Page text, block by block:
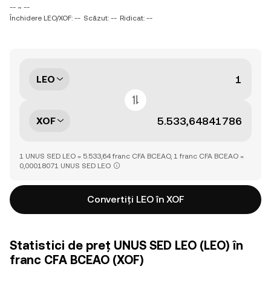
-- ~ --
Închidere LEO/XOF: -- Scăzut: -- Ridicat: --
LEO
XOF
1 UNUS SED LEO = 5.533,64 franc CFA BCEAO, 1 franc CFA BCEAO =
0,00018071 UNUS SED LEO
Convertiți LEO în XOF
Statistici de preț UNUS SED LEO (LEO) în
franc CFA BCEAO (XOF)